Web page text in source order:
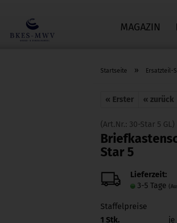
MAGAZIN
Startseite » Ersatzteil-
« Erster « zurück
(Art.Nr.: 30-Star 5 GL)
Star 5
Lieferzeit:
3-5 Tage
Staffelpreise
1 Stk.
je